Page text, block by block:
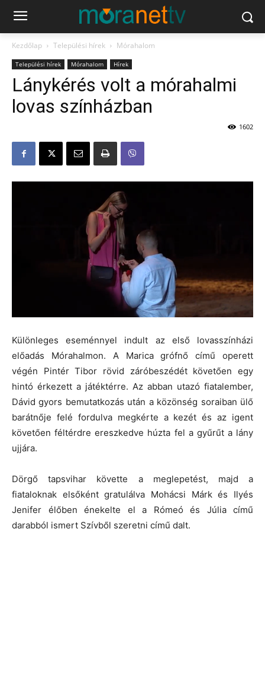
Kezdőlap Települési hírek Mórahalom
Települési hírek Mórahalom Hírek
Lánykérés volt a mórahalmi
lovas színházban
1602
Különleges eseménnyel indult az első lovasszínházi
előadás Mórahalmon. A Marica grófnő című operett
végén Pintér Tibor rövid záróbeszédét követően egy
hintó érkezett a játéktérre. Az abban utazó fiatalember,
Dávid gyors bemutatkozás után a közönség soraiban ülő
barátnője felé fordulva megkérte a kezét és az igent
követően féltérdre ereszkedve húzta fel a gyűrűt a lány
ujjára.
Dörgő tapsvihar követte a meglepetést, majd a
fiataloknak elsőként gratulálva Mohácsi Márk és Ilyés
Jenifer élőben énekelte el a Rómeó és Júlia című
darabból ismert Szívből szeretni című dalt.